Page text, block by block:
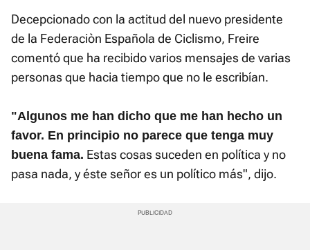
Decepcionado con la actitud del nuevo presidente
de la Federaciòn Española de Ciclismo, Freire
comentó que ha recibido varios mensajes de varias
personas que hacia tiempo que no le escribían.
"Algunos me han dicho que me han hecho un
favor. En principio no parece que tenga muy
buena fama. Estas cosas suceden en política y no
pasa nada, y éste señor es un político más", dijo.